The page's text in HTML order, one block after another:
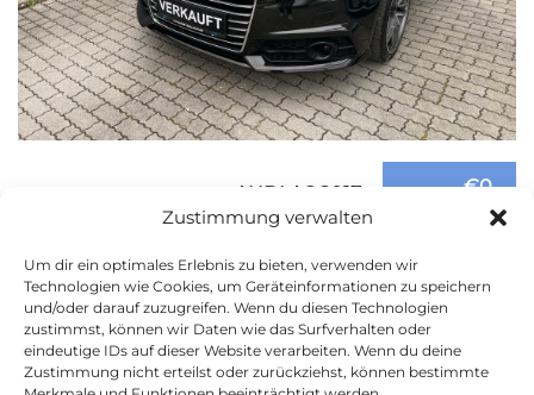
Zustimmung verwalten
Um dir ein optimales Erlebnis zu bieten, verwenden wir
Technologien wie Cookies, um Geräteinformationen zu speichern
und/oder darauf zuzugreifen. Wenn du diesen Technologien
zustimmst, können wir Daten wie das Surfverhalten oder
eindeutige IDs auf dieser Website verarbeiten. Wenn du deine
Zustimmung nicht erteilst oder zurückziehst, können bestimmte
€0
AUDI A6 2017
123.000km km Diesel 2017 Automatik